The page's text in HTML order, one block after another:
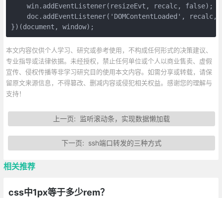
    win.addEventListener(resizeEvt, recalc, false);
doc.addEventListener('DOMContentLoaded', recalc,
})(document, window);
本文内容仅供个人学习、研究或参考使用，不构成任何形式的决策建议、
专业指导或法律依据。未经授权，禁止任何单位或个人以商业售卖、虚假
宣传、侵权传播等非学习研究目的使用本文内容。如需分享或转载，请保
留原文来源信息，不得篡改、删减内容或侵犯相关权益。感谢您的理解与
支持！
上一页: 监听滚动条，实现数据懒加载
下一页: ssh端口转发的三种方式
相关推荐
css中1px等于多少rem？